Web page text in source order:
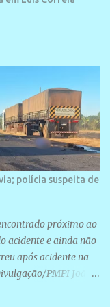
polícia suspeita de
próximo ao
acidente e ainda não
após acidente na
PMPI João